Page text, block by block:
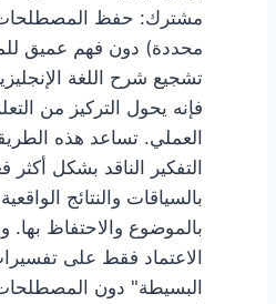
مشترك: حفظ
محددة) دون فهم عميق
تشجيع شرح اللغة
فإنه يحول التركيز من
العملي. تساعد هذه
التفكير الناقد بشكل أكثر
بالسياقات والنتائج
بالموضوع والاحتفاظ
الاعتماد فقط على
البسيطة" دون